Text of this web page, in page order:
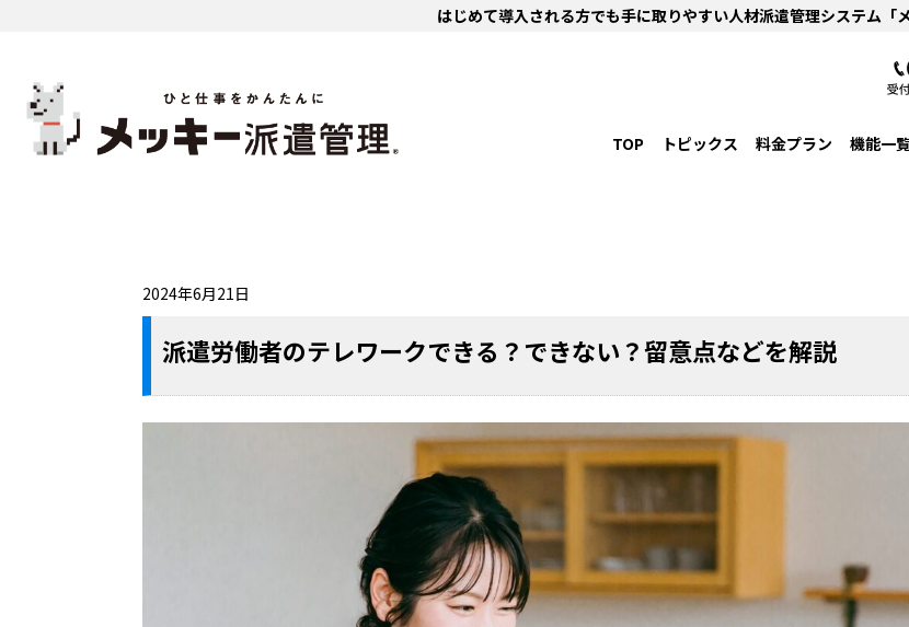
はじめて導入される方でも手に取りやすい人材派遣管理システム「
TOP トピックス 料金プラン 機能一
2024年6月21日
派遣労働者のテレワークできる？できない？留意点などを解説